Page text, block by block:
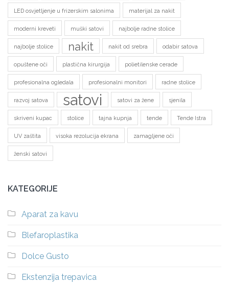
LED osvjetljenje u frizerskim salonima materijal za nakit
moderni kreveti muški satovi najbolje radne stolice
najbolje stolice nakit nakit od srebra odabir satova
opuštene oči plastična kirurgija polietilenske cerade
profesionalna ogledala profesionalni monitori radne stolice
razvoj satova satovi satovi za žene sjenila
skriveni kupac stolice tajna kupnja tende Tende Istra
UV zaštita visoka rezolucija ekrana zamagljene oči
ženski satovi
KATEGORIJE
Aparat za kavu
Blefaroplastika
Dolce Gusto
Ekstenzija trepavica